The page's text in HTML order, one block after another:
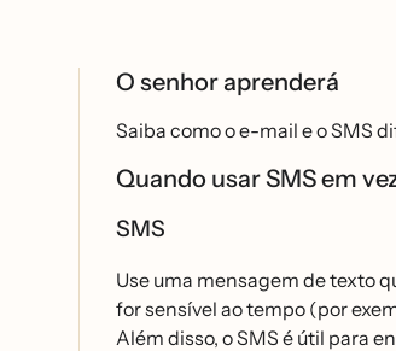
O senhor aprenderá
Saiba como o e-mail e o SMS
Quando usar SMS em
SMS
Use uma mensagem de texto
for sensível ao tempo (por
Além disso, o SMS é útil para